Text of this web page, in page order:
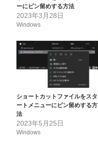
ーにピン留めする方法
2023年3月28日
Windows
ショートカットファイルをスタ
ートメニューにピン留めする方
法
2023年5月25日
Windows